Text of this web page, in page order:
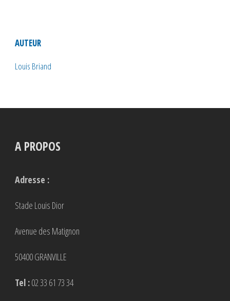
AUTEUR
Louis Briand
A PROPOS
Adresse :
Stade Louis Dior
Avenue des Matignon
50400 GRANVILLE
Tel :02 33 61 73 34